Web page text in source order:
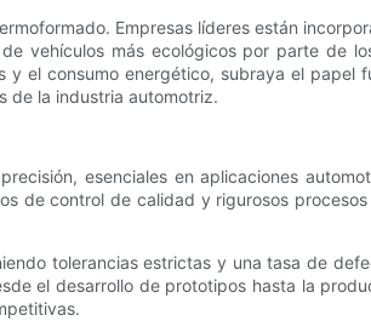
Empresas líderes están
vehículos más ecológicos por parte de
el consumo energético, subraya el papel
de la industria automotriz.
esenciales en aplicaciones
de control de calidad y rigurosos
tolerancias estrictas y una tasa de
el desarrollo de prototipos hasta la